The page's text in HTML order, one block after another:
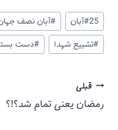
#25آبان #آبان نصف
#تشییع شهدا #دست
قبلی
رمضان یعنی تمام شد؟!؟